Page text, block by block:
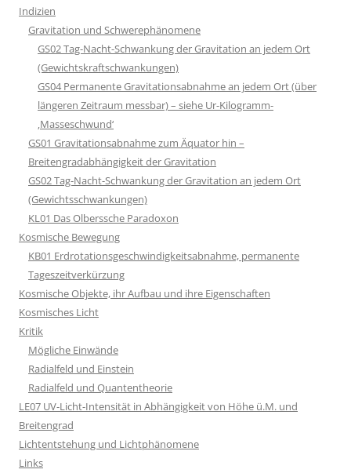
Indizien
Gravitation und Schwerephänomene
GS02 Tag-Nacht-Schwankung der Gravitation an jedem Ort
(Gewichtskraftschwankungen)
GS04 Permanente Gravitationsabnahme an jedem Ort (über
längeren Zeitraum messbar) – siehe Ur-Kilogramm-
‚Masseschwund‘
GS01 Gravitationsabnahme zum Äquator hin –
Breitengradabhängigkeit der Gravitation
GS02 Tag-Nacht-Schwankung der Gravitation an jedem Ort
(Gewichtsschwankungen)
KL01 Das Olberssche Paradoxon
Kosmische Bewegung
KB01 Erdrotationsgeschwindigkeitsabnahme, permanente
Tageszeitverkürzung
Kosmische Objekte, ihr Aufbau und ihre Eigenschaften
Kosmisches Licht
Kritik
Mögliche Einwände
Radialfeld und Einstein
Radialfeld und Quantentheorie
LE07 UV-Licht-Intensität in Abhängigkeit von Höhe ü.M. und
Breitengrad
Lichtentstehung und Lichtphänomene
Links